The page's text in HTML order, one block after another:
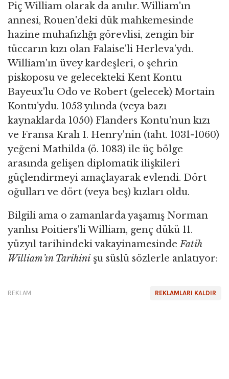
Piç William olarak da anılır. William'ın
annesi, Rouen'deki dük mahkemesinde
hazine muhafızlığı görevlisi, zengin bir
tüccarın kızı olan Falaise'li Herleva’ydı.
William'ın üvey kardeşleri, o şehrin
piskoposu ve gelecekteki Kent Kontu
Bayeux'lu Odo ve Robert (gelecek) Mortain
Kontu’ydu. 1053 yılında (veya bazı
kaynaklarda 1050) Flanders Kontu'nun kızı
ve Fransa Kralı I. Henry'nin (taht. 1031-1060)
yeğeni Mathilda (ö. 1083) ile üç bölge
arasında gelişen diplomatik ilişkileri
güçlendirmeyi amaçlayarak evlendi. Dört
oğulları ve dört (veya beş) kızları oldu.
Bilgili ama o zamanlarda yaşamış Norman
yanlısı Poitiers'li William, genç dükü 11.
yüzyıl tarihindeki vakayinamesindeFatih
William’ın Tarihini şu süslü sözlerle anlatıyor:
REKLAMLARI KALDIR
REKLAM